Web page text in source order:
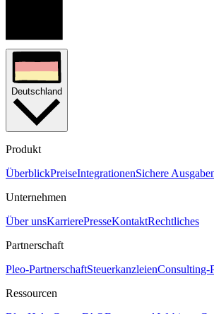
Deutschland
Produkt
ÜberblickPreiseIntegrationenSichere
Unternehmen
Über unsKarrierePresseKontaktRechtliches
Partnerschaft
Pleo-PartnerschaftSteuerkanzleienConsulting-
Ressourcen